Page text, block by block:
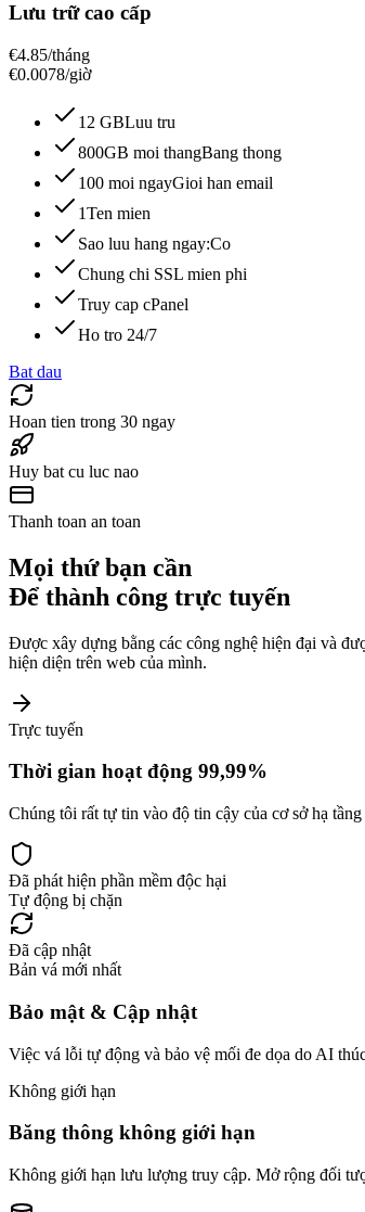
Lưu trữ cao cấp
€4.85/tháng
€0.0078/giờ
12 GBLuu tru
800GB moi thangBang thong
100 moi ngayGioi han email
1Ten mien
Sao luu hang ngay:Co
Chung chi SSL mien phi
Truy cap cPanel
Ho tro 24/7
Bat dau
Hoan tien trong 30 ngay
Huy bat cu luc nao
Thanh toan an toan
Mọi thứ bạn cần
Để thành công trực tuyến
Được xây dựng bằng các công nghệ hiện đại và
hiện diện trên web của mình.
Trực tuyến
Thời gian hoạt động 99,99%
Chúng tôi rất tự tin vào độ tin cậy của cơ sở hạ
Đã phát hiện phần mềm độc hại
Tự động bị chặn
Đã cập nhật
Bản vá mới nhất
Bảo mật & Cập nhật
Việc vá lỗi tự động và bảo vệ mối đe dọa do AI
Không giới hạn
Băng thông không giới hạn
Không giới hạn lưu lượng truy cập. Mở rộng đối